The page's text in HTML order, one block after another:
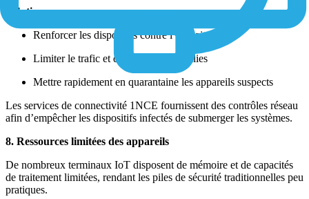
Solutions :
Renforcer les dispositifs contre l’exploitation
Limiter le trafic et détecter les anomalies
Mettre rapidement en quarantaine les appareils suspects
Les services de connectivité 1NCE fournissent des contrôles réseau
afin d’empêcher les dispositifs infectés de submerger les systèmes.
8. Ressources limitées des appareils
De nombreux terminaux IoT disposent de mémoire et de capacités
de traitement limitées, rendant les piles de sécurité traditionnelles peu
pratiques.